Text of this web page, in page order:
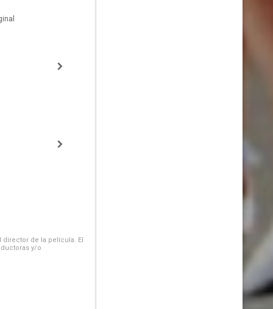
de la película. El
y/o